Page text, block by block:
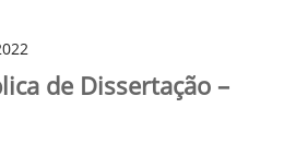
de Dissertação –